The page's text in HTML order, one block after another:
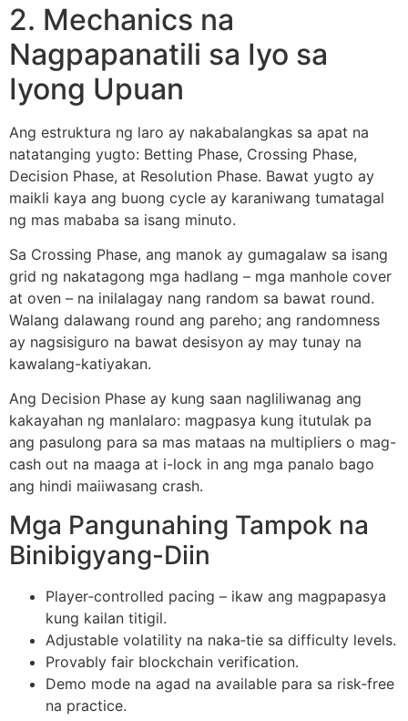
2. Mechanics na
Nagpapanatili sa Iyo sa
Iyong Upuan
Ang estruktura ng laro ay nakabalangkas sa apat na
natatanging yugto: Betting Phase, Crossing Phase,
Decision Phase, at Resolution Phase. Bawat yugto ay
maikli kaya ang buong cycle ay karaniwang tumatagal
ng mas mababa sa isang minuto.
Sa Crossing Phase, ang manok ay gumagalaw sa isang
grid ng nakatagong mga hadlang – mga manhole cover
at oven – na inilalagay nang random sa bawat round.
Walang dalawang round ang pareho; ang randomness
ay nagsisiguro na bawat desisyon ay may tunay na
kawalang-katiyakan.
Ang Decision Phase ay kung saan nagliliwanag ang
kakayahan ng manlalaro: magpasya kung itutulak pa
ang pasulong para sa mas mataas na multipliers o mag-
cash out na maaga at i-lock in ang mga panalo bago
ang hindi maiiwasang crash.
Mga Pangunahing Tampok na
Binibigyang-Diin
Player‑controlled pacing – ikaw ang magpapasya
kung kailan titigil.
Adjustable volatility na naka‑tie sa difficulty levels.
Provably fair blockchain verification.
Demo mode na agad na available para sa risk‑free
na practice.